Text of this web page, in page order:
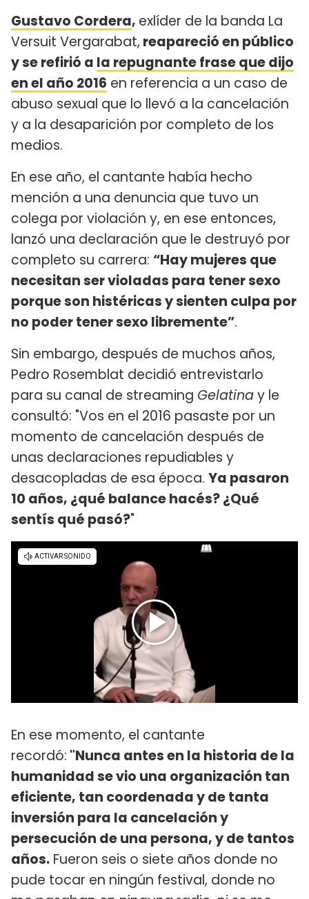
Gustavo Cordera, exlíder de la banda La
Versuit Vergarabat, reapareció en público
y se refirió a la repugnante frase que dijo
en el año 2016 en referencia a un caso de
abuso sexual que lo llevó a la cancelación
y a la desaparición por completo de los
medios.
En ese año, el cantante había hecho
mención a una denuncia que tuvo un
colega por violación y, en ese entonces,
lanzó una declaración que le destruyó por
completo su carrera: “Hay mujeres que
necesitan ser violadas para tener sexo
porque son histéricas y sienten culpa por
no poder tener sexo libremente”.
Sin embargo, después de muchos años,
Pedro Rosemblat decidió entrevistarlo
para su canal de streaming Gelatinay le
consultó: "Vos en el 2016 pasaste por un
momento de cancelación después de
unas declaraciones repudiables y
desacopladas de esa época. Ya pasaron
10 años, ¿qué balance hacés? ¿Qué
sentís qué pasó?"
En ese momento, el cantante
recordó: "Nunca antes en la historia de la
humanidad se vio una organización tan
eficiente, tan coordenada y de tanta
inversión para la cancelación y
persecución de una persona, y de tantos
años. Fueron seis o siete años donde no
pude tocar en ningún festival, donde no